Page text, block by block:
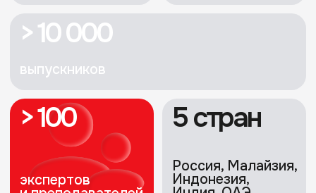
Ваш ребенок увлекается
играми или проводит
игровые обзоры, значит, ему это нравится.
Так пусть он это делает
с образовательной целью, но при этом
в доступной игровой форме, а не тратит
время в интернете понапрасну
в приложениях, но и уметь
что-то самому, а мы разъясним
сложные моменты доступным
Обучение в Школе